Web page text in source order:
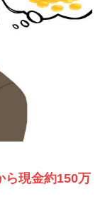
ら現金約150万